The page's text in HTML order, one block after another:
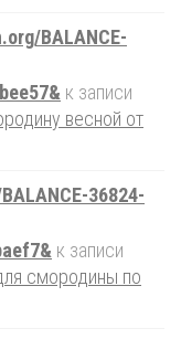
BALANCE-
к записи
весной от
36824-
к записи
смородины по